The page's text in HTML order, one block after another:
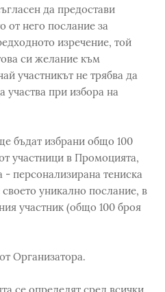
да предостави
от него послание за
изречение, той
си желание към
участникът не трябва да
участва при избора на
бъдат избрани общо 100
участници в Промоцията,
- персонализирана тениска
уникално пoслание, в
участник (общо 100 броя
Организатора.